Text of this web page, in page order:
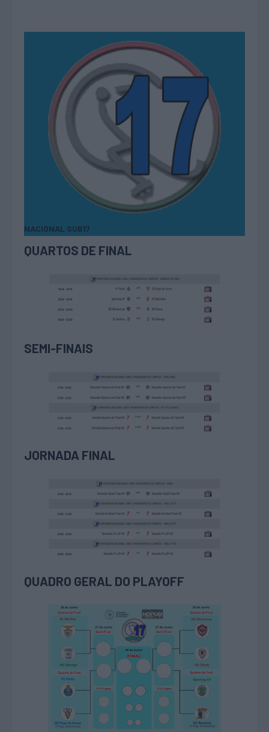
NACIONAL SUB17
QUARTOS DE FINAL
SEMI-FINAIS
JORNADA FINAL
QUADRO GERAL DO PLAYOFF